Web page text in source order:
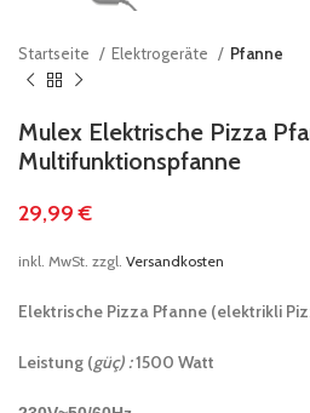
Startseite Elektrogeräte Pfanne
Mulex Elektrische Pizza
Multifunktionspfanne
29,99€
inkl. MwSt. zzgl. Versandkosten
Elektrische Pizza Pfanne (elektrikli
Leistung (güç) :1500 Watt